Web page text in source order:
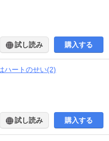
試し読み 購入する
ハートのせい(2)
試し読み 購入する